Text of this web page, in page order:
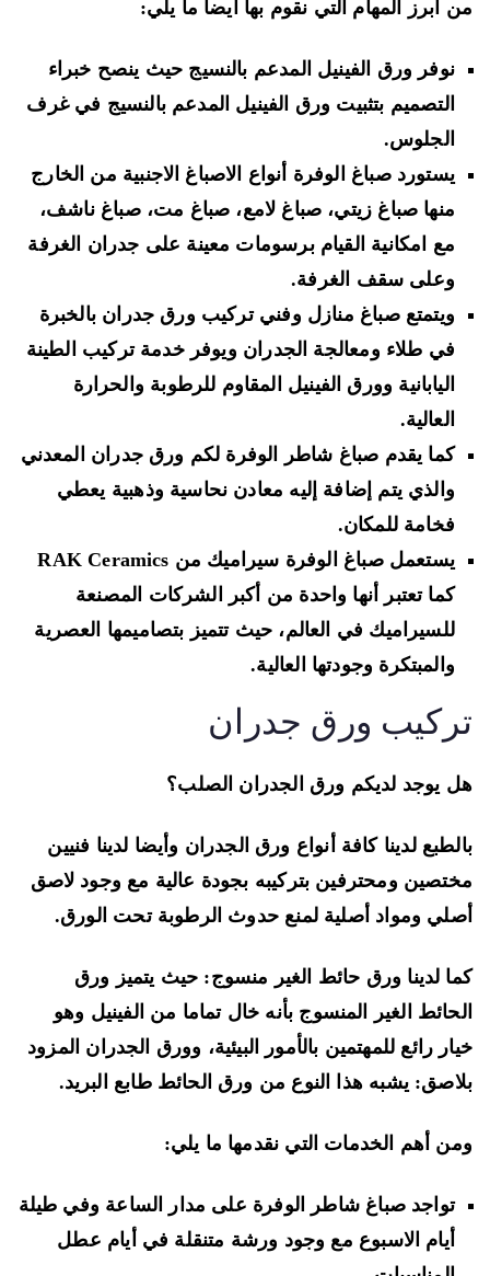
أبرز المهام التي نقوم بها أيضا ما يلي:
نوفر ورق الفينيل المدعم بالنسيج حيث ينصح خبراء
التصميم بتثبيت ورق الفينيل المدعم بالنسيج في غرف
الجلوس.
يستورد صباغ الوفرة أنواع الاصباغ الاجنبية من الخارج
منها صباغ زيتي، صباغ لامع، صباغ مت، صباغ ناشف،
مع امكانية القيام برسومات معينة على جدران الغرفة
وعلى سقف الغرفة.
ويتمتع صباغ منازل وفني تركيب ورق جدران بالخبرة
في طلاء ومعالجة الجدران ويوفر خدمة تركيب الطينة
اليابانية وورق الفينيل المقاوم للرطوبة والحرارة
العالية.
كما يقدم صباغ شاطر الوفرة لكم ورق جدران المعدني
والذي يتم إضافة إليه معادن نحاسية وذهبية يعطي
فخامة للمكان.
يستعمل صباغ الوفرة سيراميك من RAK Ceramics
كما تعتبر أنها واحدة من أكبر الشركات المصنعة
للسيراميك في العالم، حيث تتميز بتصاميمها العصرية
والمبتكرة وجودتها العالية.
ورق جدران
يوجد لديكم ورق الجدران الصلب؟
لدينا كافة أنواع ورق الجدران وأيضا لدينا فنيين
ومحترفين بتركيبه بجودة عالية مع وجود لاصق
ومواد أصلية لمنع حدوث الرطوبة تحت الورق.
لدينا ورق حائط الغير منسوج: حيث يتميز ورق
الغير المنسوج بأنه خال تماما من الفينيل وهو
رائع للمهتمين بالأمور البيئية، وورق الجدران المزود
يشبه هذا النوع من ورق الحائط طابع البريد.
أهم الخدمات التي نقدمها ما يلي:
تواجد صباغ شاطر الوفرة على مدار الساعة وفي طيلة
أيام الاسبوع مع وجود ورشة متنقلة في أيام عطل